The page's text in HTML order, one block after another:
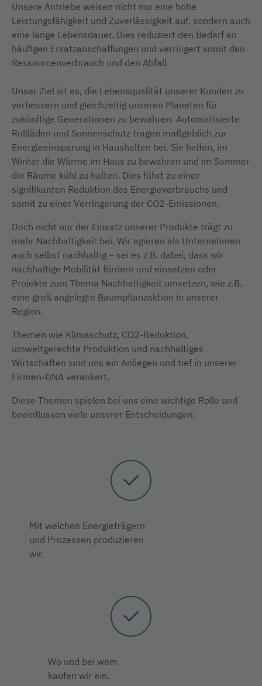
Unsere Antriebe weisen nicht nur eine hohe
Leistungsfähigkeit und Zuverlässigkeit auf, sondern auch
eine lange Lebensdauer. Dies reduziert den Bedarf an
häufigen Ersatzanschaffungen und verringert somit den
Ressourcenverbrauch und den Abfall.
Unser Ziel ist es, die Lebensqualität unserer Kunden zu
verbessern und gleichzeitig unseren Planeten für
zukünftige Generationen zu bewahren. Automatisierte
Rollläden und Sonnenschutz tragen maßgeblich zur
Energieeinsparung in Haushalten bei. Sie helfen, im
Winter die Wärme im Haus zu bewahren und im Sommer
die Räume kühl zu halten. Dies führt zu einer
signifikanten Reduktion des Energieverbrauchs und
somit zu einer Verringerung der CO2-Emissionen.
Doch nicht nur der Einsatz unserer Produkte trägt zu
mehr Nachhaltigkeit bei. Wir agieren als Unternehmen
auch selbst nachhaltig – sei es z.B. dabei, dass wir
nachhaltige Mobilität fördern und einsetzen oder
Projekte zum Thema Nachhaltigkeit umsetzen, wie z.B.
eine groß angelegte Baumpflanzaktion in unserer
Region.
Themen wie Klimaschutz, CO2-Reduktion,
umweltgerechte Produktion und nachhaltiges
Wirtschaften sind uns ein Anliegen und tief in unserer
Firmen-DNA verankert.
Diese Themen spielen bei uns eine wichtige Rolle und
beeinflussen viele unserer Entscheidungen:
Mit welchen Energieträgern
und Prozessen produzieren
wir.
Wo und bei wem
kaufen wir ein.